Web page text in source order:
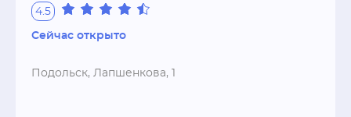
4.5
Сейчас открыто
Подольск, Лапшенкова, 1